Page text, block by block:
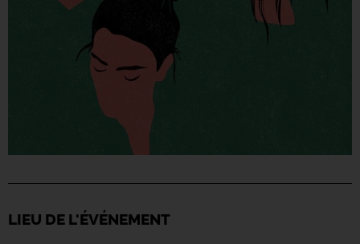
LIEU DE L'ÉVÉNEMENT